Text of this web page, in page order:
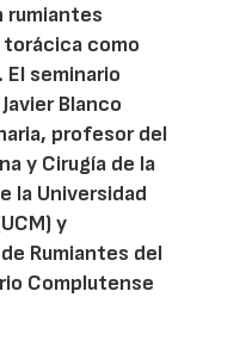
rumiantes
como
seminario
Blanco
profesor del
y Cirugía de la
la Universidad
y
Rumiantes del
Complutense